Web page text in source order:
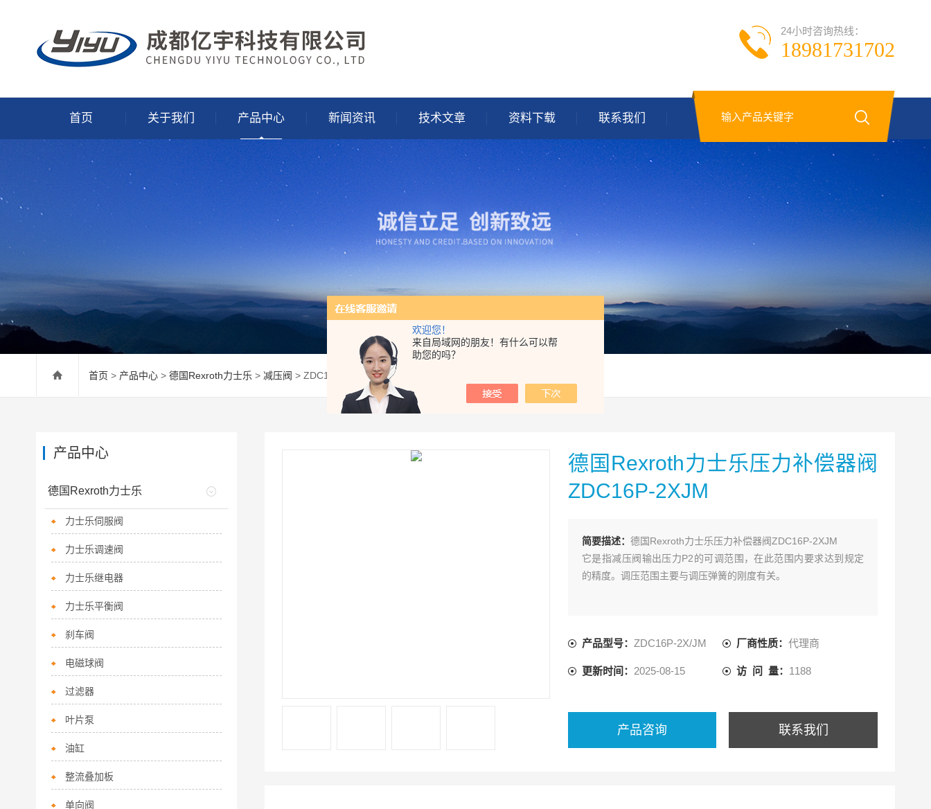
欢迎您！
来自局域网的朋友！有什么可以帮
助您的吗？
24小时咨询热线：
18981731702
首页 关于我们 产品中心 新闻资讯 技术文章 资料下载 联系我们
首页 > 产品中心 > 德国Rexroth力士乐 > 减压阀 > ZDC16P-2X/JM德国Rexroth力士乐压力补偿器阀ZDC16P-2XJM
德国Rexroth力士乐压力补偿器阀
ZDC16P-2XJM
简要描述： 德国Rexroth力士乐压力补偿器阀ZDC16P-2XJM
它是指减压阀输出压力P2的可调范围，在此范围内要求达到规定
的精度。调压范围主要与调压弹簧的刚度有关。
产品型号： ZDC16P-2X/JM 厂商性质：代理商
更新时间： 2025-08-15 访 问 量： 1188
产品咨询 联系我们
产品中心
德国Rexroth力士乐
力士乐伺服阀
力士乐调速阀
力士乐继电器
力士乐平衡阀
刹车阀
电磁球阀
过滤器
叶片泵
油缸
整流叠加板
单向阀